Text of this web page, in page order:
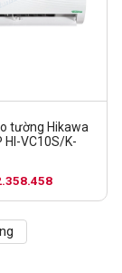
tường Hikawa
HI-VC10S/K-